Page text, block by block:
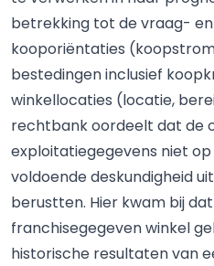
betrekking tot de vraag- en
kooporiëntaties
bestedingen inclusief
winkellocaties (locatie,
rechtbank oordeelt dat de
exploitatiegegevens niet
voldoende deskundigheid
berustten. Hier kwam bij
franchisegegeven winkel
historische resultaten van